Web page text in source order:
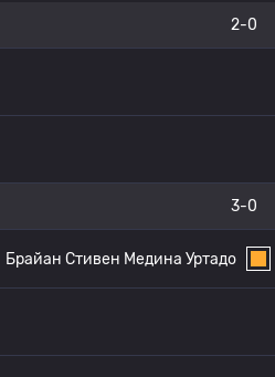
2-0
3-0
Брайан Стивен Медина Уртадо